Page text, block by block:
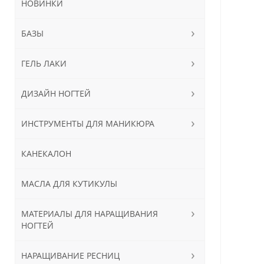
НОВИНКИ
БАЗЫ
ГЕЛЬ ЛАКИ
ДИЗАЙН НОГТЕЙ
ИНСТРУМЕНТЫ ДЛЯ МАНИКЮРА
КАНЕКАЛОН
МАСЛА ДЛЯ КУТИКУЛЫ
МАТЕРИАЛЫ ДЛЯ НАРАЩИВАНИЯ
НОГТЕЙ
НАРАЩИВАНИЕ РЕСНИЦ